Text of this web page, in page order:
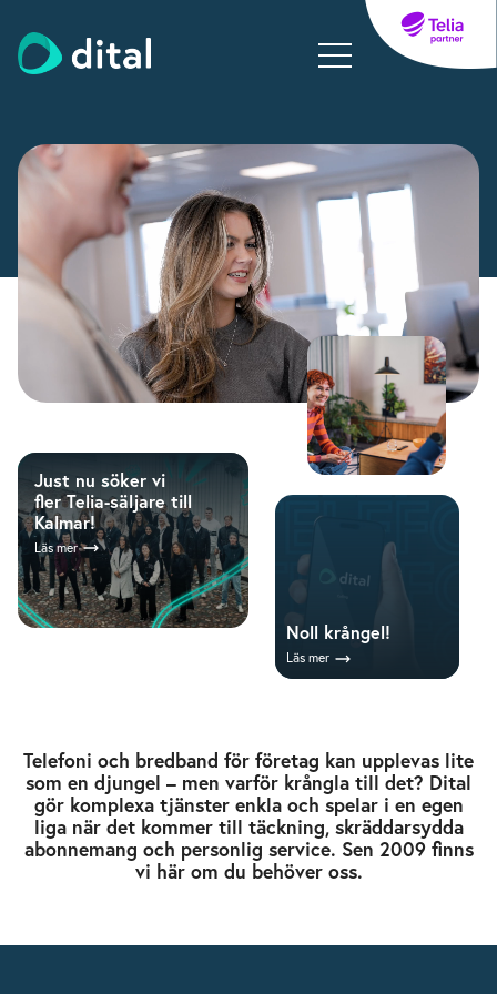
Just nu söker vi
fler Telia-säljare till
Kalmar!
Läs mer
Noll krångel!
Läs mer
Telefoni och bredband för företag kan upplevas lite
som en djungel – men varför krångla till det? Dital
gör komplexa tjänster enkla och spelar i en egen
liga när det kommer till täckning, skräddarsydda
abonnemang och personlig service. Sen 2009 finns
vi här om du behöver oss.